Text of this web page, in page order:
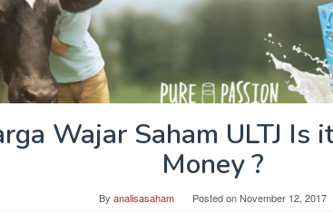
Wajar Saham ULTJ Is
Money ?
By analisasaham Posted onNovember 12, 2017